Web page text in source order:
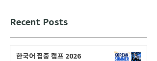
Recent Posts
한국어 집중 캠프 2026